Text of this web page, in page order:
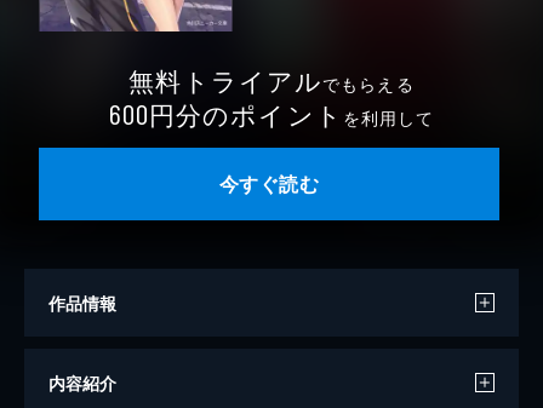
無料トライアルでもらえる
600円分のポイント を利用して
今すぐ読む
作品情報
著者
内容紹介